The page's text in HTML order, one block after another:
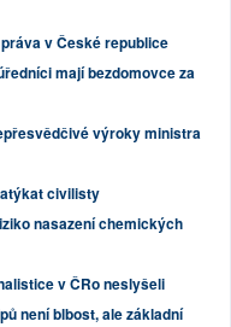
v České republice
mají bezdomovce za
výroky ministra
civilisty
nasazení chemických
v ČRo neslyšeli
není blbost, ale základní